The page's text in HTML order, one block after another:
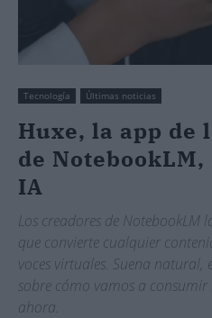
Tecnología Últimas noticias
Huxe, la app de
de
IA
Los creadores de
que convierte cualquier
voces virtuales. Suena natural,
sobre cómo vamos a
ahora.